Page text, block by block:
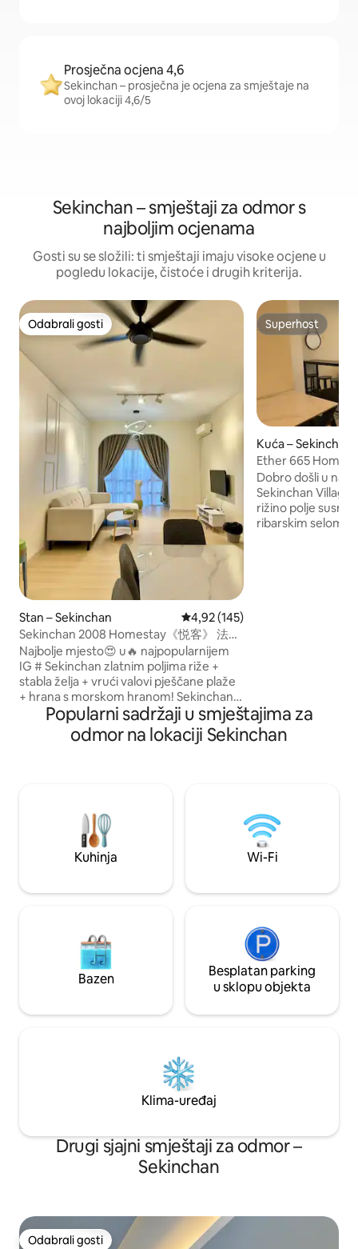
Prosječna ocjena 4,6
Sekinchan – prosječna je ocjena za smještaje na
ovoj lokaciji 4,6/5
Sekinchan – smještaji za odmor s
najboljim ocjenama
Gosti su se složili: ti smještaji imaju visoke ocjene u
pogledu lokacije, čistoće i drugih kriterija.
Odabrali gosti
Odabrali gosti
Stan – Sekinchan Prosječna ocjena: 4,92/5,
4,92 (145)
Sekinchan 2008 Homestay《悦客》 法式
奶油风名宿
Najbolje mjesto😍 u🔥 najpopularnijem
IG # Sekinchan zlatnim poljima riže +
stabla želja + vrući valovi pješčane plaže
+ hrana s morskom hranom! Sekinchan
2008 Homestay Naziv francuskog vrhnja
stila, ali i toplog stila stila života koji💛
teren za badminton. Smještaj se nalazi
na plaži s vrućim valom na farmi, u blizini
tvornice riže, a do raznih atrakcija
potrebno je samo 5 do 10 minuta.👍 10
bračna kreveta (1,6x2), 2 jednostruka
Superhost
Superhost
Kuća – Sekinchan
Ether 665
Dobro došli u naš
Sekinchan
rižino polje
ribarskim selom.
Popularni sadržaji u smještajima za
odmor na lokaciji Sekinchan
Kuhinja Wi-Fi
Bazen
Besplatan parking
u sklopu objekta
Klima-uređaj
Drugi sjajni smještaji za odmor –
Sekinchan
Odabrali gosti